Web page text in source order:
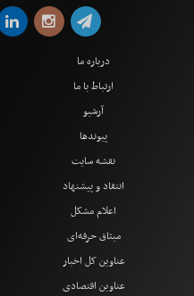
درباره ما
ارتباط با ما
آرشیو
پیوندها
نقشه سایت
انتقاد و پیشنهاد
اعلام مشکل
میثاق حرفه‌ای
عناوین کل اخبار
عناوین اقتصادی